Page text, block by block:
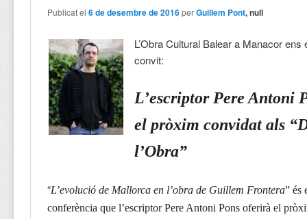
Publicat el6 de desembre de 2016 perGuillem Pont, null
L’Obra Cultural Balear a Manacor
convit:
L’escriptor Pere Antoni
el pròxim convidat als
l’Obra”
“L’evolució de Mallorca en l’obra de Guillem Frontera” és
conferència que l’escriptor Pere Antoni Pons oferirà el